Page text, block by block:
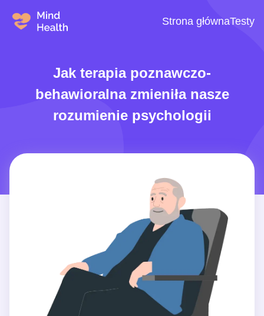
Strona głównaTesty
Jak terapia poznawczo-
behawioralna zmieniła nasze
rozumienie psychologii